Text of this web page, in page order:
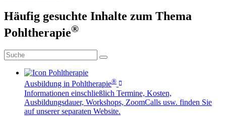
Häufig gesuchte Inhalte zum Thema
Pohltherapie®
Ausbildung in Pohltherapie®
Informationen einschließlich Termine, Kosten,
Ausbildungsdauer, Workshops, ZoomCalls usw. finden Sie
auf unserer separaten Website.